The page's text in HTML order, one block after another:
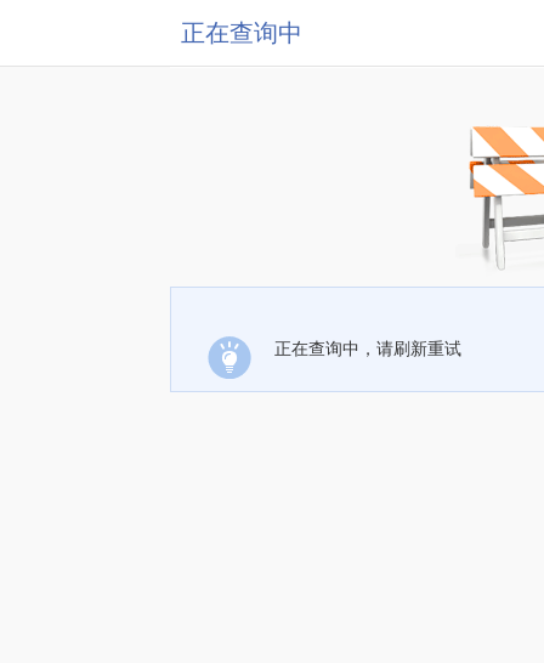
正在查询中
正在查询中，请刷新重试